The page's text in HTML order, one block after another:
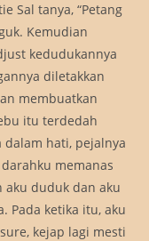
Sal tanya, “Petang
Kemudian
kedudukannya
diletakkan
membuatkan
itu terdedah
dalam hati, pejalnya
memanas
duduk dan aku
Pada ketika itu, aku
kejap lagi mesti